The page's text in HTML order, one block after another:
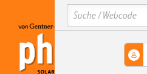
Hauptinhalt
Hauptmenü
SiteSearch
Search